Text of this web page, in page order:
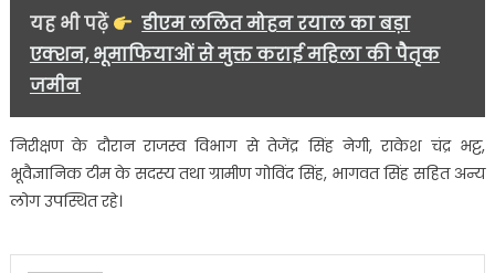
यह भी पढ़ें
डीएम ललित मोहन रयाल का बड़ा
एक्शन, भूमाफियाओं से मुक्त कराई महिला की पैतृक
जमीन
निरीक्षण के दौरान राजस्व विभाग से तेजेंद्र सिंह नेगी, राकेश चंद्र भट्ट,
भूवैज्ञानिक टीम के सदस्य तथा ग्रामीण गोविंद सिंह, भागवत सिंह सहित अन्य
लोग उपस्थित रहे।